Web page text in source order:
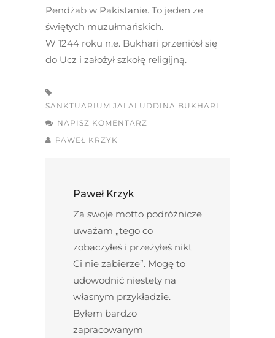
Pendżab w Pakistanie. To jeden ze
świętych muzułmańskich.
W 1244 roku n.e. Bukhari przeniósł się
do Ucz i założył szkołę religijną.
SANKTUARIUM JALALUDDINA BUKHARI
NAPISZ KOMENTARZ
PAWEŁ KRZYK
Paweł Krzyk
Za swoje motto podróżnicze
uważam „tego co
zobaczyłeś i przeżyłeś nikt
Ci nie zabierze”. Mogę to
udowodnić niestety na
własnym przykładzie.
Byłem bardzo
zapracowanym